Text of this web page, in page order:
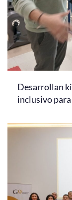
Desarrollan
inclusivo